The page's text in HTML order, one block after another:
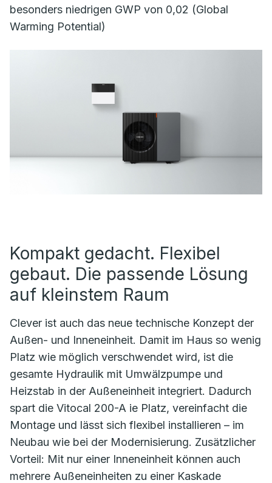
besonders niedrigen GWP von 0,02 (Global
Warming Potential)
Kompakt gedacht. Flexibel
gebaut. Die passende Lösung
auf kleinstem Raum
Clever ist auch das neue technische Konzept der
Außen- und Inneneinheit. Damit im Haus so wenig
Platz wie möglich verschwendet wird, ist die
gesamte Hydraulik mit Umwälzpumpe und
Heizstab in der Außeneinheit integriert. Dadurch
spart die Vitocal 200-A ie Platz, vereinfacht die
Montage und lässt sich flexibel installieren – im
Neubau wie bei der Modernisierung. Zusätzlicher
Vorteil: Mit nur einer Inneneinheit können auch
mehrere Außeneinheiten zu einer Kaskade